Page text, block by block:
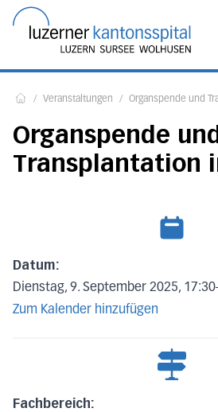
/ Veranstaltungen / Organspende und
Organspende
Transplantation
Datum:
Dienstag, 9. September 2025, 17:30
Zum Kalender hinzufügen
Fachbereich: